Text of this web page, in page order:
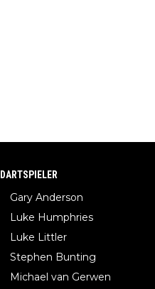
DARTSPIELER
Gary Anderson
Luke Humphries
Luke Littler
Stephen Bunting
Michael van Gerwen